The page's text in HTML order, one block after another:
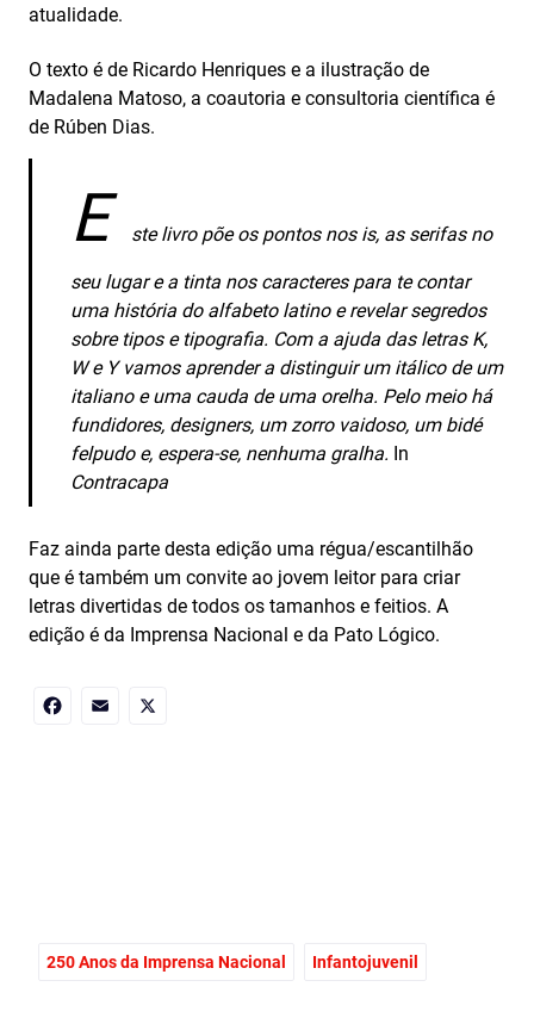
atualidade.
O texto é de Ricardo Henriques e a ilustração de
Madalena Matoso, a coautoria e consultoria científica é
de Rúben Dias.
E ste livro põe os pontos nos is, as serifas no
seu lugar e a tinta nos caracteres para te contar
uma história do alfabeto latino e revelar segredos
sobre tipos e tipografia. Com a ajuda das letras K,
W e Y vamos aprender a distinguir um itálico de um
italiano e uma cauda de uma orelha. Pelo meio há
fundidores, designers, um zorro vaidoso, um bidé
felpudo e, espera-se, nenhuma gralha. In
Contracapa
Faz ainda parte desta edição uma régua/escantilhão
que é também um convite ao jovem leitor para criar
letras divertidas de todos os tamanhos e feitios. A
edição é da Imprensa Nacional e da Pato Lógico.
250 Anos da Imprensa Nacional Infantojuvenil